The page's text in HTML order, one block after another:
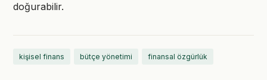
doğurabilir.
kişisel finans bütçe yönetimi finansal özgürlük